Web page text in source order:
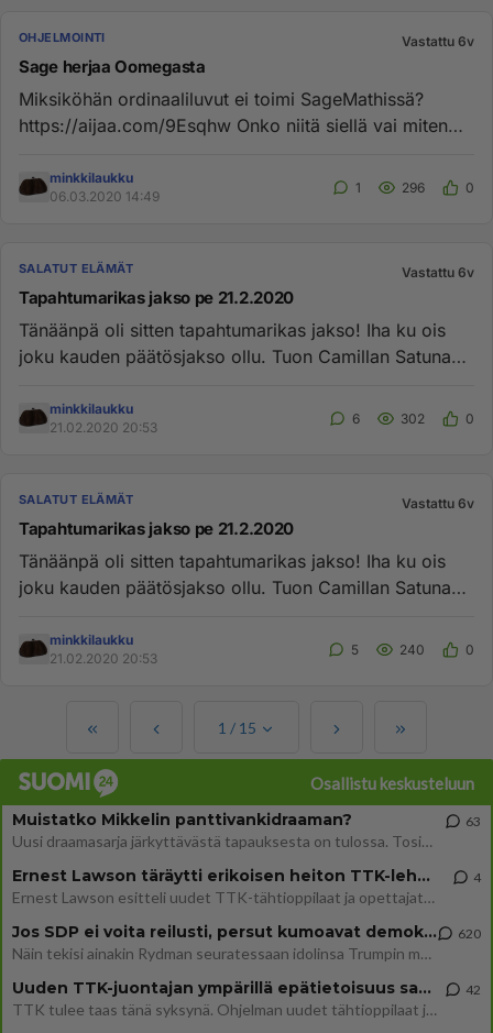
OHJELMOINTI Vastattu 6v
Sage herjaa Oomegasta
Miksiköhän ordinaaliluvut ei toimi SageMathissä?
https://aijaa.com/9Esqhw Onko niitä siellä vai miten
minkkilaukku
06.03.2020 14:49
1 296 0
SALATUT ELÄMÄT Vastattu 6v
Tapahtumarikas jakso pe 21.2.2020
Tänäänpä oli sitten tapahtumarikas jakso! Iha ku ois
joku kauden päätösjakso ollu. Tuon Camillan Satuna
minkkilaukku
21.02.2020 20:53
6 302 0
SALATUT ELÄMÄT Vastattu 6v
Tapahtumarikas jakso pe 21.2.2020
Tänäänpä oli sitten tapahtumarikas jakso! Iha ku ois
joku kauden päätösjakso ollu. Tuon Camillan Satuna
minkkilaukku
21.02.2020 20:53
5 240 0
1 / 15
Osallistu keskusteluun
Muistatko Mikkelin panttivankidraaman?
Uusi draamasarja järkyttävästä tapauksesta on tulossa. Tositapahtumiin perustuva sarja ammentaa vuoden 1986 Mikkelin pan
63
Ernest Lawson täräytti erikoisen heiton TTK-lehdistötilaisuudessa: " Onko tässä tarkoituksena...?"
Ernest Lawson esitteli uudet TTK-tähtioppilaat ja opettajat torstaina 6.8. lehdistölle. Tulevalla kaudella on yksi hausk
4
Jos SDP ei voita reilusti, persut kumoavat demokratian Suomesta
Näin tekisi ainakin Rydman seuratessaan idolinsa Trumpin mallia https://www.is.fi/politiikka/art-2000012187244.html
620
Uuden TTK-juontajan ympärillä epätietoisuus sakenee - Nyt MTV hämmentää soppaa
TTK tulee taas tänä syksynä. Ohjelman uudet tähtioppilaat julkistetaan torstaina 6. elokuuta klo 14 alkavassa lehdistö
42